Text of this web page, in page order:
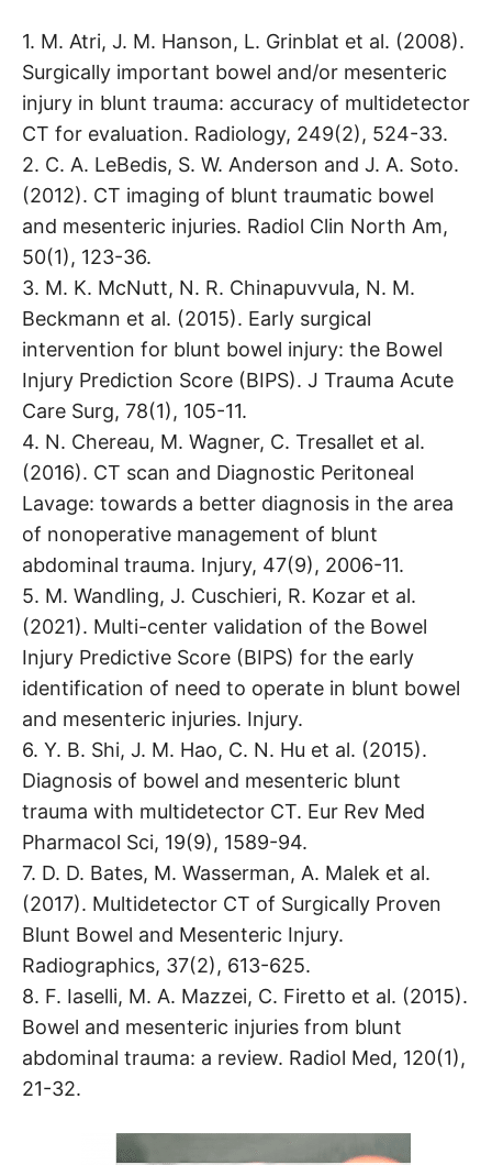
1. M. Atri, J. M. Hanson, L. Grinblat et al. (2008).
Surgically important bowel and/or mesenteric
injury in blunt trauma: accuracy of multidetector
CT for evaluation. Radiology, 249(2), 524-33.
2. C. A. LeBedis, S. W. Anderson and J. A. Soto.
(2012). CT imaging of blunt traumatic bowel
and mesenteric injuries. Radiol Clin North Am,
50(1), 123-36.
3. M. K. McNutt, N. R. Chinapuvvula, N. M.
Beckmann et al. (2015). Early surgical
intervention for blunt bowel injury: the Bowel
Injury Prediction Score (BIPS). J Trauma Acute
Care Surg, 78(1), 105-11.
4. N. Chereau, M. Wagner, C. Tresallet et al.
(2016). CT scan and Diagnostic Peritoneal
Lavage: towards a better diagnosis in the area
of nonoperative management of blunt
abdominal trauma. Injury, 47(9), 2006-11.
5. M. Wandling, J. Cuschieri, R. Kozar et al.
(2021). Multi-center validation of the Bowel
Injury Predictive Score (BIPS) for the early
identification of need to operate in blunt bowel
and mesenteric injuries. Injury.
6. Y. B. Shi, J. M. Hao, C. N. Hu et al. (2015).
Diagnosis of bowel and mesenteric blunt
trauma with multidetector CT. Eur Rev Med
Pharmacol Sci, 19(9), 1589-94.
7. D. D. Bates, M. Wasserman, A. Malek et al.
(2017). Multidetector CT of Surgically Proven
Blunt Bowel and Mesenteric Injury.
Radiographics, 37(2), 613-625.
8. F. Iaselli, M. A. Mazzei, C. Firetto et al. (2015).
Bowel and mesenteric injuries from blunt
abdominal trauma: a review. Radiol Med, 120(1),
21-32.